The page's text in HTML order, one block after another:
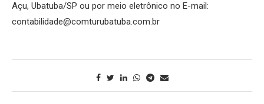
Açu, Ubatuba/SP ou por meio eletrônico no E-mail:
contabilidade@comturubatuba.com.br